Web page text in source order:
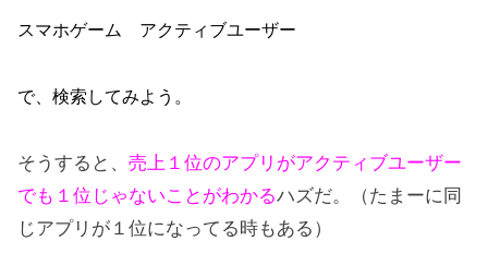
スマホゲーム アクティブユーザー
で、検索してみよう。
そうすると、売上１位のアプリがアクティブユーザー
でも１位じゃないことがわかるハズだ。（たまーに同
じアプリが１位になってる時もある）